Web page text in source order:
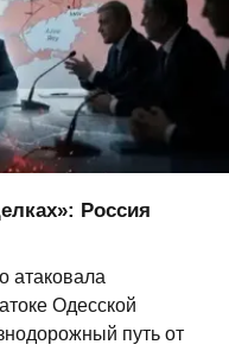
Россия
атаковала
Одесской
путь от